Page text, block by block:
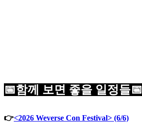
📅함께 보면 좋을 일정들📅
👉<2026 Weverse Con Festival> (6/6)